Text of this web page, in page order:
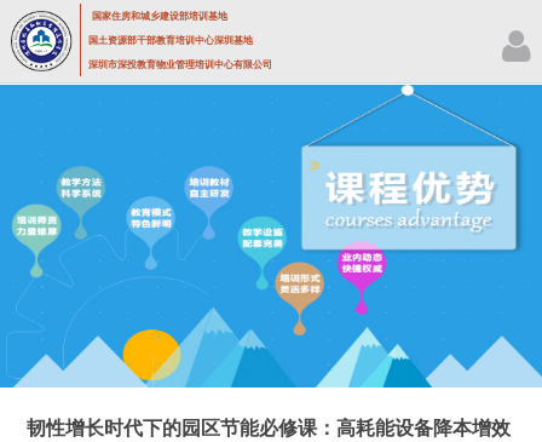
国家住房和城乡建设部培训基地
国土资源部干部教育培训中心深圳基地
深圳市深投教育物业管理培训中心有限公司
韧性增长时代下的园区节能必修课：高耗能设备降本增效